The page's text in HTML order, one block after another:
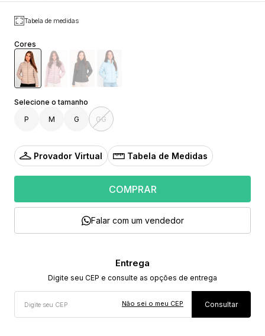
Tabela de medidas
Cores
P M G GG
Provador Virtual Tabela de Medidas
COMPRAR
Falar com um vendedor
Não sei o meu CEP